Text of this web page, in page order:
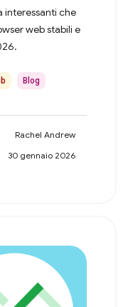
interessanti che
web stabili e
Blog
Rachel Andrew
30 gennaio 2026